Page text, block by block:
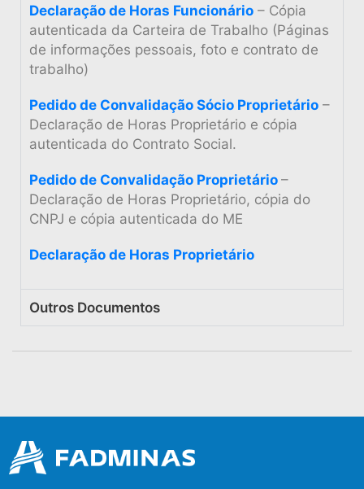
Declaração de Horas Funcionário – Cópia
autenticada da Carteira de Trabalho (Páginas
de informações pessoais, foto e contrato de
trabalho)
Pedido de Convalidação Sócio Proprietário –
Declaração de Horas Proprietário e cópia
autenticada do Contrato Social.
Pedido de Convalidação Proprietário –
Declaração de Horas Proprietário, cópia do
CNPJ e cópia autenticada do ME
Declaração de Horas Proprietário
Outros Documentos